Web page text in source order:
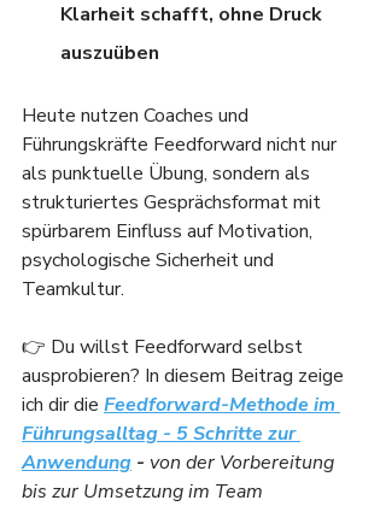
Klarheit schafft, ohne Druck
auszuüben
Heute nutzen Coaches und
Führungskräfte Feedforward nicht nur
als punktuelle Übung, sondern als
strukturiertes Gesprächsformat mit
spürbarem Einfluss auf Motivation,
psychologische Sicherheit und
Teamkultur.
👉 Du willst Feedforward selbst
ausprobieren? In diesem Beitrag zeige
ich dir die Feedforward-Methode im
Führungsalltag - 5 Schritte zur
Anwendung - von der Vorbereitung
bis zur Umsetzung im Team